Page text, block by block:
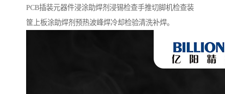
PCB插装元器件浸涂助焊剂浸锡检查手推切脚机检查装
筐上板涂助焊剂预热波峰焊冷却检验清洗补焊。